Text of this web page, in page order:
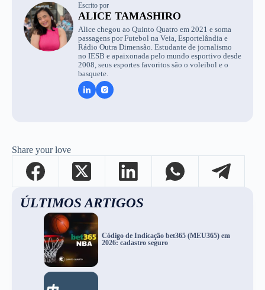
Escrito por
ALICE TAMASHIRO
Alice chegou ao Quinto Quatro em 2021 e soma
passagens por Futebol na Veia, Esportelândia e
Rádio Outra Dimensão. Estudante de jornalismo
no IESB e apaixonada pelo mundo esportivo desde
2008, seus esportes favoritos são o voleibol e o
basquete.
Share your love
ÚLTIMOS ARTIGOS
Código de Indicação bet365 (MEU365) em
2026: cadastro seguro